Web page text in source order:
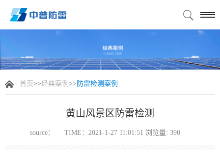
首页>>经典案例 >> 防雷检测案例
黄山风景区防雷检测
source： TIME：2021-1-27 11:01:51 浏览量: 390